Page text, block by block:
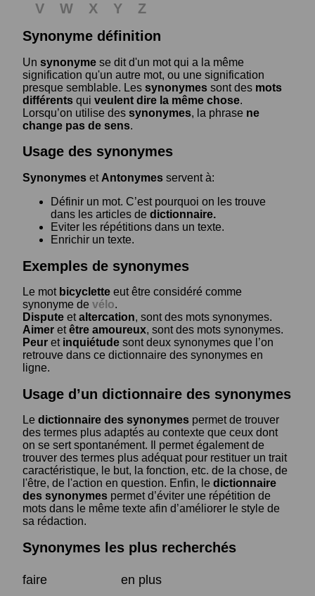
V W X Y
Z
Synonyme définition
Un synonyme se dit d'un mot qui a la même
signification qu'un autre mot, ou une signification
presque semblable. Les synonymes sont des mots
différents qui veulent dire la même chose.
Lorsqu’on utilise des synonymes, la phrase ne
change pas de sens.
Usage des synonymes
Synonymes et Antonymes servent à:
Définir un mot. C’est pourquoi on les trouve
dans les articles de dictionnaire.
Eviter les répétitions dans un texte.
Enrichir un texte.
Exemples de synonymes
Le mot bicyclette eut être considéré comme
synonyme de vélo.
Dispute etaltercation, sont des mots synonymes.
Aimer etêtre amoureux, sont des mots synonymes.
Peur et inquiétude sont deux synonymes que l’on
retrouve dans ce dictionnaire des synonymes en
ligne.
Usage d’un dictionnaire des synonymes
Le dictionnaire des synonymes permet de trouver
des termes plus adaptés au contexte que ceux dont
on se sert spontanément. Il permet également de
trouver des termes plus adéquat pour restituer un trait
caractéristique, le but, la fonction, etc. de la chose, de
l'être, de l'action en question. Enfin, le dictionnaire
des synonymes permet d’éviter une répétition de
mots dans le même texte afin d’améliorer le style de
sa rédaction.
Synonymes les plus recherchés
faire
en plus